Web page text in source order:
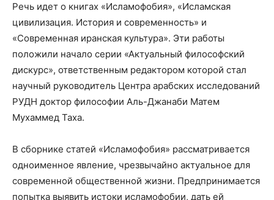
Речь идет о книгах «Исламофобия», «Исламская
цивилизация. История и современность» и
«Современная иранская культура». Эти работы
положили начало серии «Актуальный философский
дискурс», ответственным редактором которой стал
научный руководитель Центра арабских исследований
РУДН доктор философии Аль-Джанаби Матем
Мухаммед Таха.
В сборнике статей «Исламофобия» рассматривается
одноименное явление, чрезвычайно актуальное для
современной общественной жизни. Предпринимается
попытка выявить истоки исламофобии, дать ей